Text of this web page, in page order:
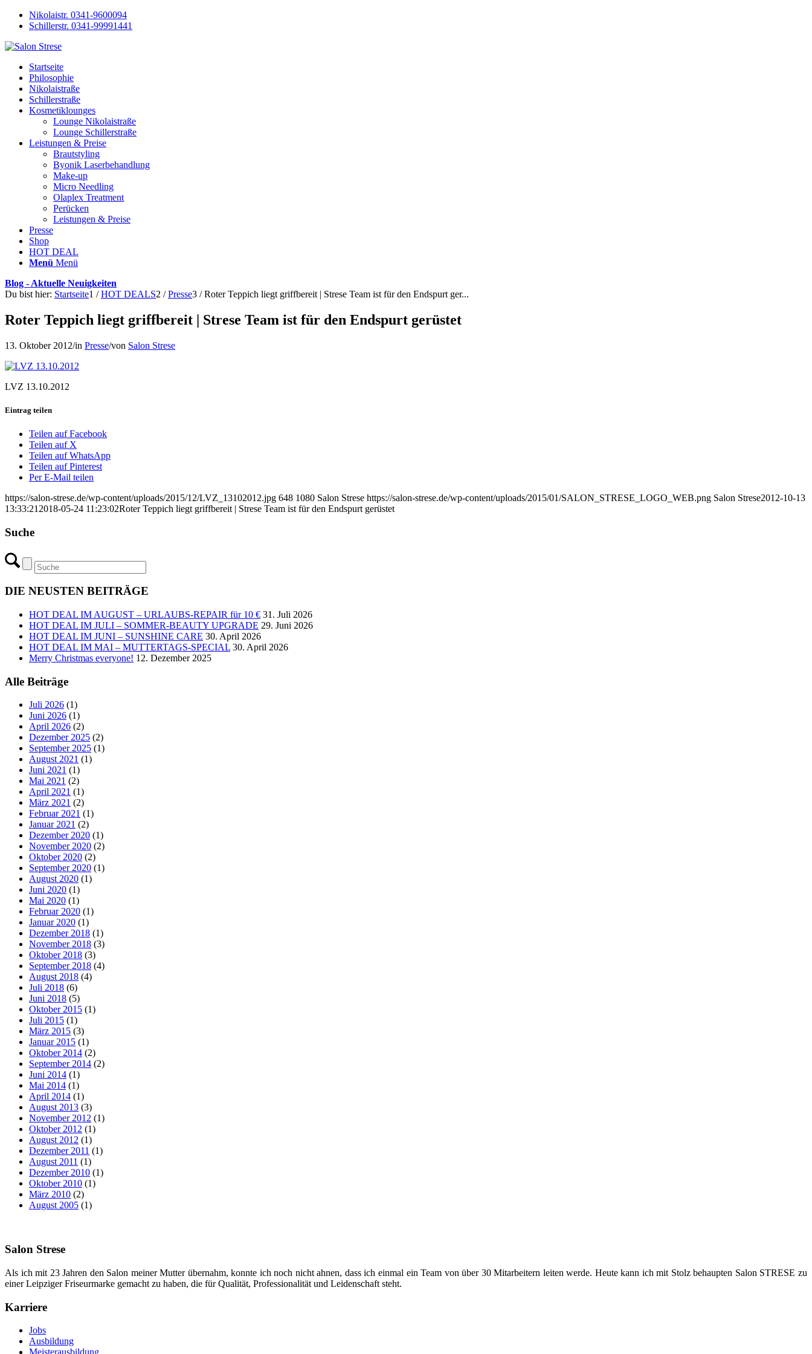
Nikolaistr. 0341-9600094
Schillerstr. 0341-99991441
Startseite
Philosophie
Nikolaistraße
Schillerstraße
Kosmetiklounges
Lounge Nikolaistraße
Lounge Schillerstraße
Leistungen & Preise
Brautstyling
Byonik Laserbehandlung
Make-up
Micro Needling
Olaplex Treatment
Perücken
Leistungen & Preise
Presse
Shop
HOT DEAL
Menü Menü
Blog - Aktuelle Neuigkeiten
Du bist hier: Startseite1 / HOT DEALS2 / Presse3 / Roter Teppich liegt griffbereit | Strese Team ist für den Endspurt ger...
Roter Teppich liegt griffbereit | Strese Team ist für den Endspurt gerüstet
13. Oktober 2012/in Presse/von Salon Strese
LVZ 13.10.2012
Eintrag teilen
Teilen auf Facebook
Teilen auf X
Teilen auf WhatsApp
Teilen auf Pinterest
Per E-Mail teilen
https://salon-strese.de/wp-content/uploads/2015/12/LVZ_13102012.jpg 648 1080 Salon Strese https://salon-strese.de/wp-content/uploads/2015/01/SALON_STRESE_LOGO_WEB.png Salon Strese2012-10-13
13:33:21 2018-05-24 11:23:02Roter Teppich liegt griffbereit | Strese Team ist für den Endspurt gerüstet
Suche
DIE NEUSTEN BEITRÄGE
HOT DEAL IM AUGUST – URLAUBS-REPAIR für 10 € 31. Juli 2026
HOT DEAL IM JULI – SOMMER-BEAUTY UPGRADE 29. Juni 2026
HOT DEAL IM JUNI – SUNSHINE CARE 30. April 2026
HOT DEAL IM MAI – MUTTERTAGS-SPECIAL 30. April 2026
Merry Christmas everyone! 12. Dezember 2025
Alle Beiträge
Juli 2026 (1)
Juni 2026 (1)
April 2026 (2)
Dezember 2025 (2)
September 2025 (1)
August 2021 (1)
Juni 2021 (1)
Mai 2021 (2)
April 2021 (1)
März 2021 (2)
Februar 2021 (1)
Januar 2021 (2)
Dezember 2020 (1)
November 2020 (2)
Oktober 2020 (2)
September 2020 (1)
August 2020 (1)
Juni 2020 (1)
Mai 2020 (1)
Februar 2020 (1)
Januar 2020 (1)
Dezember 2018 (1)
November 2018 (3)
Oktober 2018 (3)
September 2018 (4)
August 2018 (4)
Juli 2018 (6)
Juni 2018 (5)
Oktober 2015 (1)
Juli 2015 (1)
März 2015 (3)
Januar 2015 (1)
Oktober 2014 (2)
September 2014 (2)
Juni 2014 (1)
Mai 2014 (1)
April 2014 (1)
August 2013 (3)
November 2012 (1)
Oktober 2012 (1)
August 2012 (1)
Dezember 2011 (1)
August 2011 (1)
Dezember 2010 (1)
Oktober 2010 (1)
März 2010 (2)
August 2005 (1)
Salon Strese
Als ich mit 23 Jahren den Salon meiner Mutter übernahm, konnte ich noch nicht ahnen, dass ich einmal ein Team von über 30 Mitarbeitern leiten werde. Heute kann ich mit Stolz behaupten Salon STRESE zu
einer Leipziger Friseurmarke gemacht zu haben, die für Qualität, Professionalität und Leidenschaft steht.
Karriere
Jobs
Ausbildung